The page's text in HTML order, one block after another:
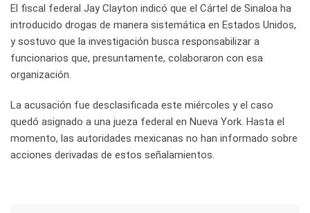
El fiscal federal Jay Clayton indicó que el Cártel de Sinaloa ha
introducido drogas de manera sistemática en Estados Unidos,
y sostuvo que la investigación busca responsabilizar a
funcionarios que, presuntamente, colaboraron con esa
organización.
La acusación fue desclasificada este miércoles y el caso
quedó asignado a una jueza federal en Nueva York. Hasta el
momento, las autoridades mexicanas no han informado sobre
acciones derivadas de estos señalamientos.